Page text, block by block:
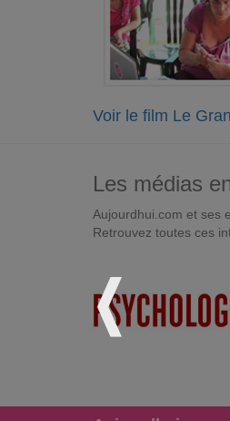
Voir le film Le
Les médias
Aujourdhui.com et ses
Retrouvez toutes ces